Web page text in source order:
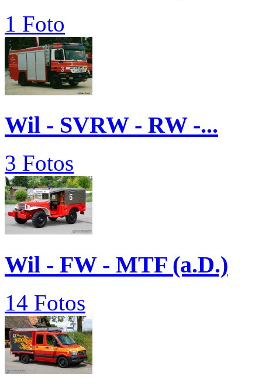
1 Foto
Wil - SVRW - RW -...
3 Fotos
Wil - FW - MTF (a.D.)
14 Fotos